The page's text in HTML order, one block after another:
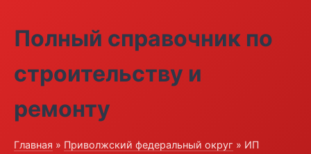
Полный справочник по
строительству и
ремонту
Главная » Приволжский федеральный округ » ИП